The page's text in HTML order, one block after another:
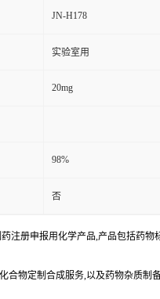
JN-H178
实验室用
20mg
98%
否
注册申报用化学产品,产品包括药
合物定制合成服务,以及药物杂质制